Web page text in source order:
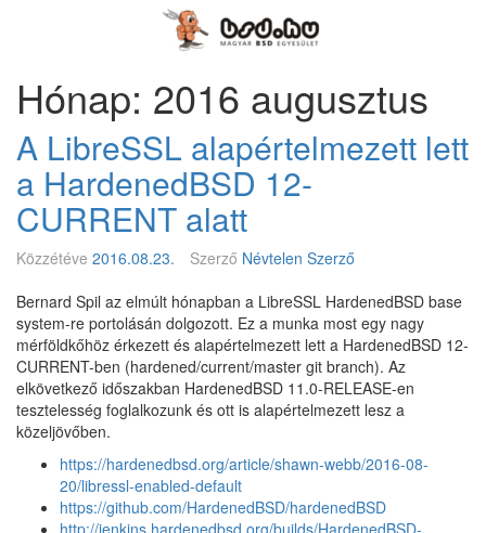
Hónap: 2016 augusztus
A LibreSSL alapértelmezett lett
a HardenedBSD 12-
CURRENT alatt
Közzétéve 2016.08.23. Szerző Névtelen Szerző
Bernard Spil az elmúlt hónapban a LibreSSL HardenedBSD base
system-re portolásán dolgozott. Ez a munka most egy nagy
mérföldkőhöz érkezett és alapértelmezett lett a HardenedBSD 12-
CURRENT-ben (hardened/current/master git branch). Az
elkövetkező időszakban HardenedBSD 11.0-RELEASE-en
tesztelesség foglalkozunk és ott is alapértelmezett lesz a
közeljövőben.
https://hardenedbsd.org/article/shawn-webb/2016-08-
20/libressl-enabled-default
https://github.com/HardenedBSD/hardenedBSD
http://jenkins.hardenedbsd.org/builds/HardenedBSD-